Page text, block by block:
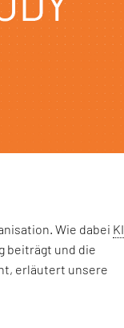
Wie dabei KI
beiträgt und die
erläutert unsere